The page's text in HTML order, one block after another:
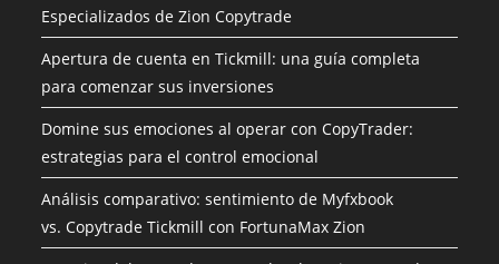
Especializados de Zion Copytrade
Apertura de cuenta en Tickmill: una guía completa
para comenzar sus inversiones
Domine sus emociones al operar con CopyTrader:
estrategias para el control emocional
Análisis comparativo: sentimiento de Myfxbook
vs. Copytrade Tickmill con FortunaMax Zion